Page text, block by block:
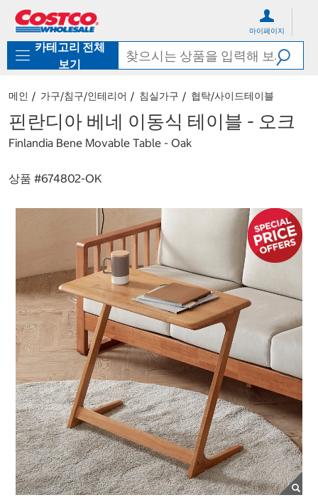
로
기
가
마이페이지
카테고리 전체
보기
메인 가구/침구/인테리어 침실가구 협탁/사이드테이블
핀란디아 베네 이동식 테이블 - 오크
Finlandia Bene Movable Table - Oak
상품 #674802-OK